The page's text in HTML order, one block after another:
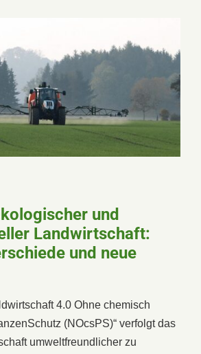
und
Landwirtschaft:
und neue
4.0 Ohne chemisch
(NOcsPS)“ verfolgt das
umweltfreundlicher zu